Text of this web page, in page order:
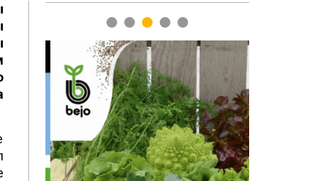
1 2 3 4 5